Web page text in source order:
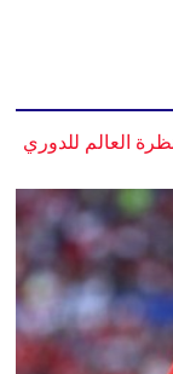
العالم للدوري